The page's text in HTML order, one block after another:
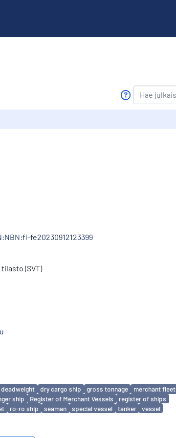
fe20230912123399
(SVT)
deadweight dry cargo ship gross tonnage
merchant fleet
ship Register of Merchant Vessels
register of ships
ro-ro ship seaman special vessel tanker vessel